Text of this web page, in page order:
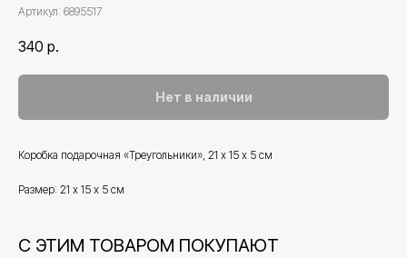
Артикул: 6895517
340 р.
Нет в наличии
Коробка подарочная «Треугольники», 21 х 15 х 5 см
Размер: 21 х 15 х 5 см
С ЭТИМ ТОВАРОМ ПОКУПАЮТ